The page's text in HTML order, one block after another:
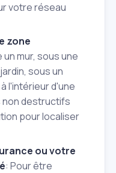
votre réseau
zone
un mur, sous une
sous un
l'intérieur d'une
non destructifs
pour localiser
ou votre
: Pour être